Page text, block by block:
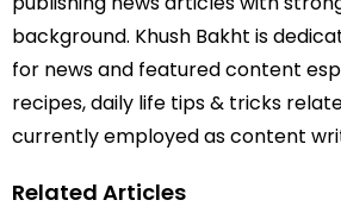
background. Khush Bakht is
for news and featured content
recipes, daily life tips & tricks
currently employed as content
Related Articles